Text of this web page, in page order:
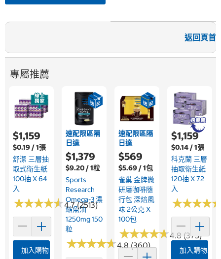
返回頁首
專屬推薦
$1,159
$0.19 / 1張
舒潔 三層抽
取式衛生紙
100抽 X 64
入
★★★★★
★★★★★4.7 (2513)
加入購物車
速配限區隔
日達
$1,379
$9.20 / 1粒
Sports
Research
Omega-3 濃
縮魚油
1250mg 150
粒
★★★★★
★★★★★4.8 (360)
速配限區隔
日達
$569
$5.69 / 1包
雀巢 金牌微
研磨咖啡隨
行包 深焙風
味 2公克 X
100包
★★★★★
★★★★★4.8 (375)
$1,159
$0.14 / 1張
科克蘭 三層
抽取衛生紙
120抽 X 72
入
★★★★
★★★★
加入購物車